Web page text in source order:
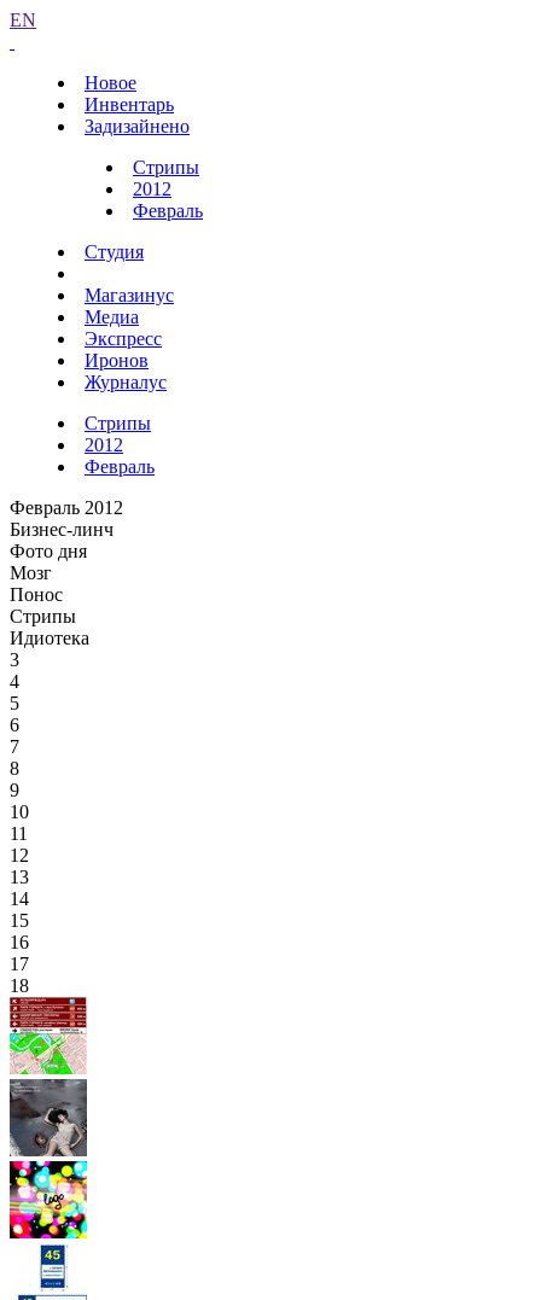
EN
Новое
Инвентарь
Задизайнено
Стрипы
2012
Февраль
Студия
Магазинус
Медиа
Экспресс
Иронов
Журналус
Стрипы
2012
Февраль
Февраль 2012
Бизнес-линч
Фото дня
Мозг
Понос
Стрипы
Идиотека
3
4
5
6
7
8
9
10
11
12
13
14
15
16
17
18